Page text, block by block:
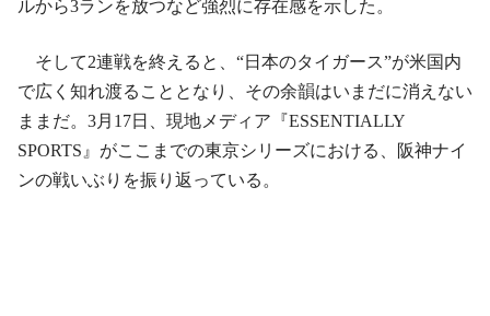
ルから3ランを放つなど強烈に存在感を示した。
そして2連戦を終えると、“日本のタイガース”が米国内
で広く知れ渡ることとなり、その余韻はいまだに消えない
ままだ。3月17日、現地メディア『ESSENTIALLY
SPORTS』がここまでの東京シリーズにおける、阪神ナイ
ンの戦いぶりを振り返っている。